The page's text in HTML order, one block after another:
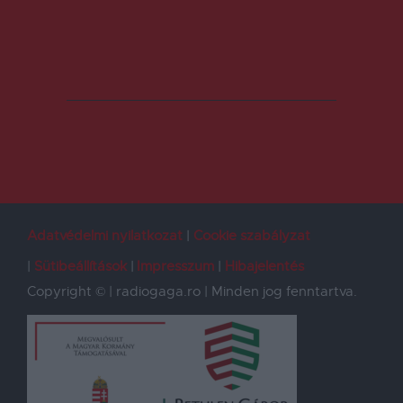
Adatvédelmi nyilatkozat
Cookie szabályzat
Sütibeállítások
Impresszum
Hibajelentés
Copyright © | radiogaga.ro | Minden jog fenntartva.